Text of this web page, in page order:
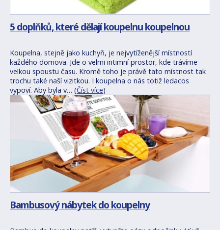
5 doplňků, které dělají koupelnu koupelnou
Koupelna, stejně jako kuchyň, je nejvytíženější místností
každého domova. Jde o velmi intimní prostor, kde trávíme
velkou spoustu času. Kromě toho je právě tato místnost tak
trochu také naší vizitkou. I koupelna o nás totiž ledacos
vypoví. Aby byla v… (Číst více)
Bambusový nábytek do koupelny